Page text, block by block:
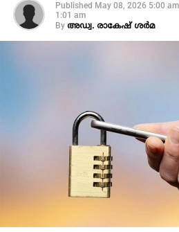
Published May 08, 2026 5:00 am
1:01 am
By അഡ്വ. രാകേഷ് ശര്‍മ